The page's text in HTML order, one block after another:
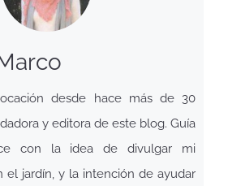
desde hace más de 30
y editora de este blog. Guía
con la idea de divulgar mi
el jardín, y la intención de ayudar